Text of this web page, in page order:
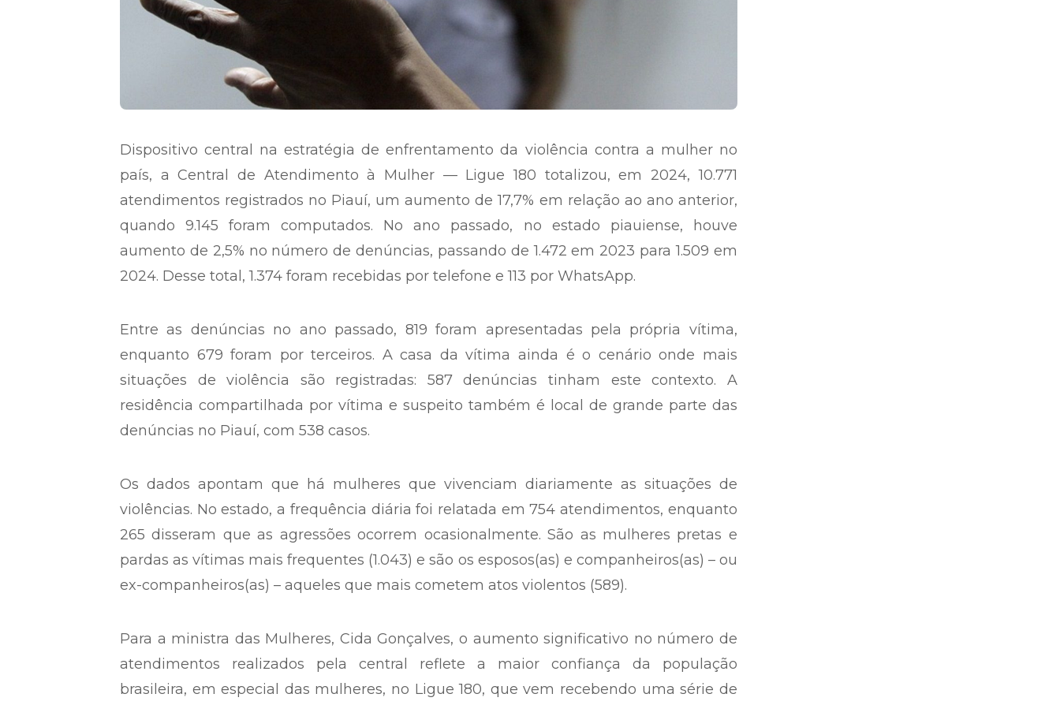
Dispositivo central na estratégia de enfrentamento da violência contra a mulher no
país, a Central de Atendimento à Mulher — Ligue 180 totalizou, em 2024, 10.771
atendimentos registrados no Piauí, um aumento de 17,7% em relação ao ano anterior,
quando 9.145 foram computados. No ano passado, no estado piauiense, houve
aumento de 2,5% no número de denúncias, passando de 1.472 em 2023 para 1.509 em
2024. Desse total, 1.374 foram recebidas por telefone e 113 por WhatsApp.
Entre as denúncias no ano passado, 819 foram apresentadas pela própria vítima,
enquanto 679 foram por terceiros. A casa da vítima ainda é o cenário onde mais
situações de violência são registradas: 587 denúncias tinham este contexto. A
residência compartilhada por vítima e suspeito também é local de grande parte das
denúncias no Piauí, com 538 casos.
Os dados apontam que há mulheres que vivenciam diariamente as situações de
violências. No estado, a frequência diária foi relatada em 754 atendimentos, enquanto
265 disseram que as agressões ocorrem ocasionalmente. São as mulheres pretas e
pardas as vítimas mais frequentes (1.043) e são os esposos(as) e companheiros(as) – ou
ex-companheiros(as) – aqueles que mais cometem atos violentos (589).
Para a ministra das Mulheres, Cida Gonçalves, o aumento significativo no número de
atendimentos realizados pela central reflete a maior confiança da população
brasileira, em especial das mulheres, no Ligue 180, que vem recebendo uma série de